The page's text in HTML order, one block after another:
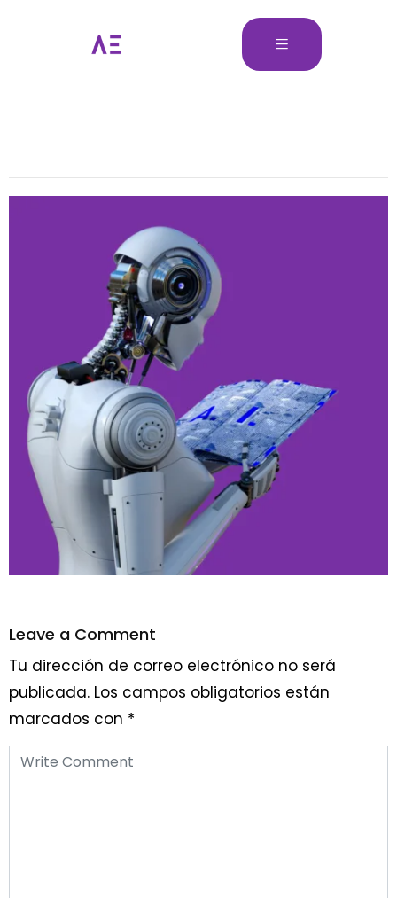
Leave a Comment
Tu dirección de correo electrónico no será
publicada. Los campos obligatorios están
marcados con *